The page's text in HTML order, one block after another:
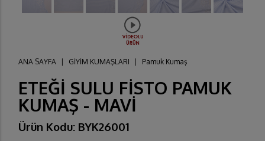
ANA SAYFA GİYİM KUMAŞLARI Pamuk Kumaş
ETEĞİ SULU FİSTO PAMUK
KUMAŞ - MAVİ
Ürün Kodu: BYK26001